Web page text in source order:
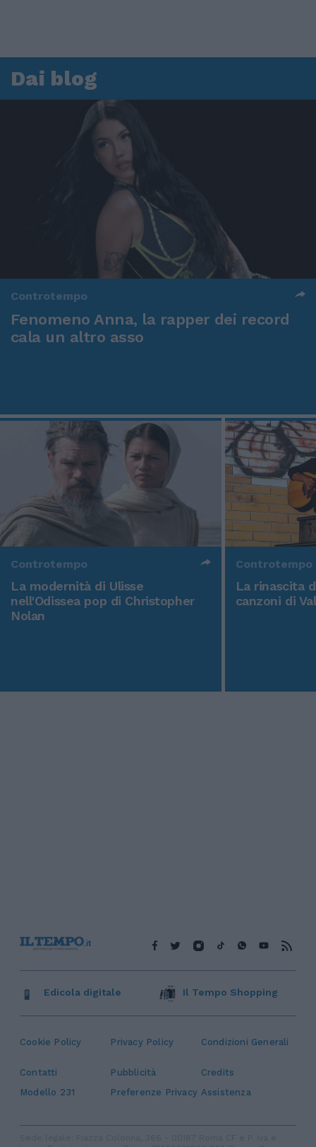
Dai blog
Controtempo
Fenomeno Anna, la rapper dei record
cala un altro asso
Controtempo
La modernità di Ulisse
nell'Odissea pop di Christopher
Nolan
Controtempo
La rinascita
canzoni di
Cookie Policy Privacy Policy Condizioni Generali
Contatti Pubblicità
Credits
Modello 231
Preferenze Privacy Assistenza
Edicola digitale Il Tempo Shopping